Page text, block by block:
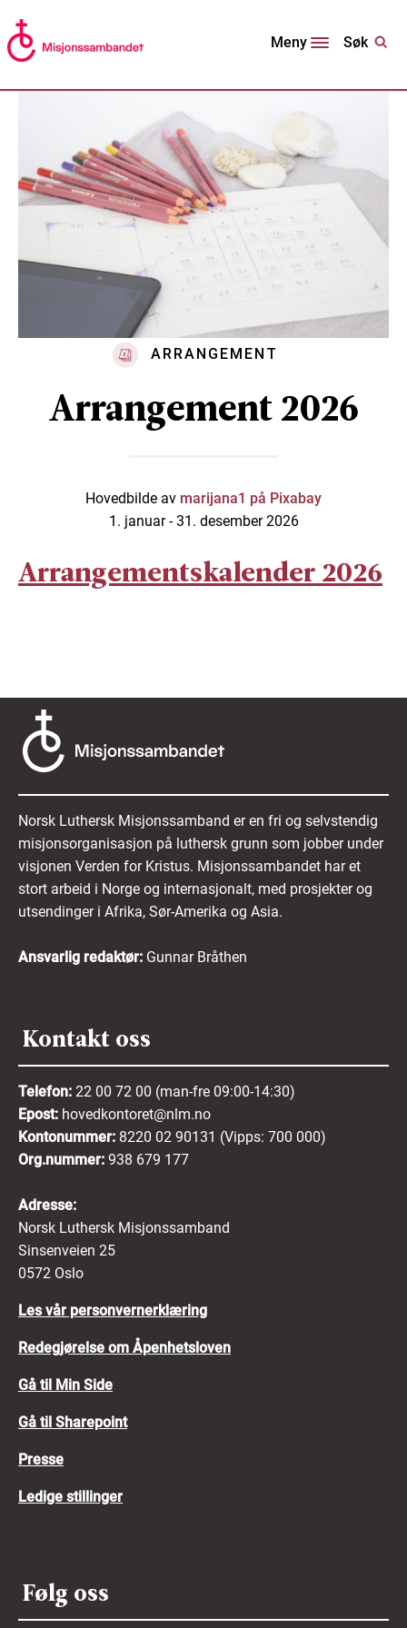
Meny Søk
ARRANGEMENT
Arrangement 2026
Hovedbilde av marijana1 på Pixabay
1. januar -31. desember 2026
Arrangementskalender 2026
Norsk Luthersk Misjonssamband er en fri og selvstendig
misjonsorganisasjon på luthersk grunn som jobber under
visjonen Verden for Kristus. Misjonssambandet har et
stort arbeid i Norge og internasjonalt, med prosjekter og
utsendinger i Afrika, Sør-Amerika og Asia.
Ansvarlig redaktør: Gunnar Bråthen
Kontakt oss
Telefon: 22 00 72 00 (man-fre 09:00-14:30)
Epost: hovedkontoret@nlm.no
Kontonummer: 8220 02 90131 (Vipps: 700 000)
Org.nummer: 938 679 177
Adresse:
Norsk Luthersk Misjonssamband
Sinsenveien 25
0572 Oslo
Les vår personvernerklæring
Redegjørelse om Åpenhetsloven
Gå til Min Side
Gå til Sharepoint
Presse
Ledige stillinger
Følg oss